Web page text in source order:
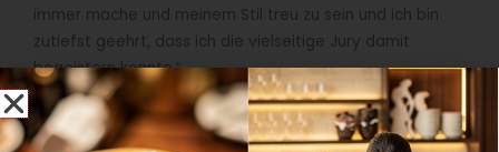
immer mache und meinem Stil treu zu sein und ich bin
zutiefst geehrt, dass ich die vielseitige Jury damit
begeistern konnte.“
Herausforderung beim Wettbewerb Patissier des Jahres
Ihre anspruchsvolle Herausforderung: innerhalb von fünf